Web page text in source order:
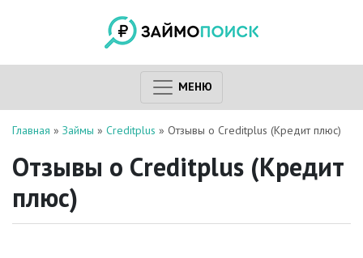
МЕНЮ
Главная » Займы » Creditplus » Отзывы о Creditplus (Кредит плюс)
Отзывы о Creditplus (Кредит
плюс)